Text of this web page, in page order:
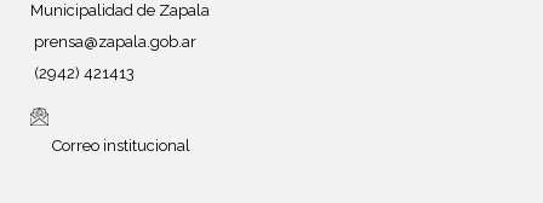
Municipalidad de Zapala
prensa@zapala.gob.ar
(2942) 421413
Correo institucional